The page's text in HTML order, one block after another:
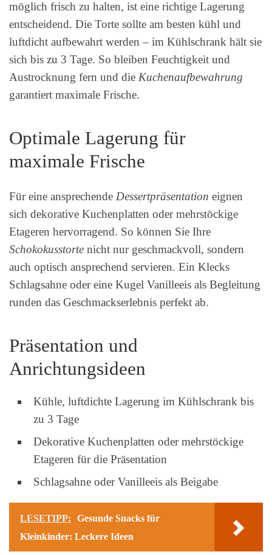
möglich frisch zu halten, ist eine richtige Lagerung
entscheidend. Die Torte sollte am besten kühl und
luftdicht aufbewahrt werden – im Kühlschrank hält sie
sich bis zu 3 Tage. So bleiben Feuchtigkeit und
Austrocknung fern und die Kuchenaufbewahrung
garantiert maximale Frische.
Optimale Lagerung für
maximale Frische
Für eine ansprechende Dessertpräsentation eignen
sich dekorative Kuchenplatten oder mehrstöckige
Etageren hervorragend. So können Sie Ihre
Schokokusstorte nicht nur geschmackvoll, sondern
auch optisch ansprechend servieren. Ein Klecks
Schlagsahne oder eine Kugel Vanilleeis als Begleitung
runden das Geschmackserlebnis perfekt ab.
Präsentation und
Anrichtungsideen
Kühle, luftdichte Lagerung im Kühlschrank bis
zu 3 Tage
Dekorative Kuchenplatten oder mehrstöckige
Etageren für die Präsentation
Schlagsahne oder Vanilleeis als Beigabe
LESETIPP:
Gesunde Snacks für
Kleinkinder: Leckere Ideen